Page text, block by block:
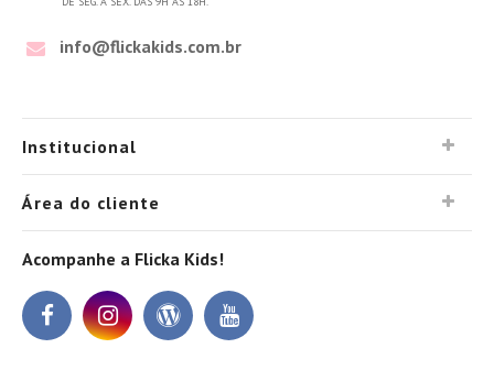
info@flickakids.com.br
Institucional
Área do cliente
Acompanhe a Flicka Kids!